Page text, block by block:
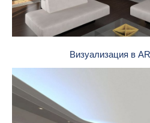
Визуализация в